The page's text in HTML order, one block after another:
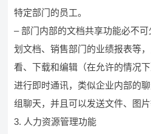
特定部门的员工。
– 部门内部的文档共享功能必不
划文档、销售部门的业绩报表等
看、下载和编辑（在允许的情况
进行即时通讯，类似企业内部的
组聊天，并且可以发送文件、图片
3. 人力资源管理功能